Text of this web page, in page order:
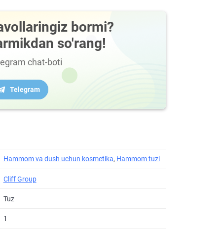
bormi?
so'rang!
chat-boti
Telegram
Hammom va dush uchun kosmetika, Hammom tuzi
Cliff Group
Tuz
1